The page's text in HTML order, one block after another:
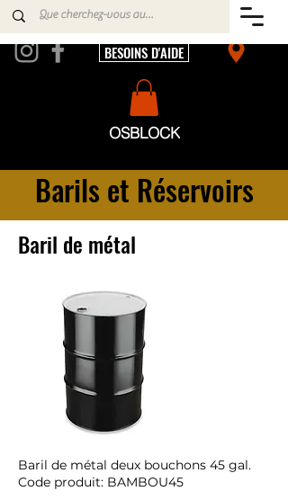
BESOINS D'AIDE
OSBLOCK
Barils et Réservoirs
Baril de métal
Baril de métal deux bouchons 45 gal.
Code produit: BAMBOU45